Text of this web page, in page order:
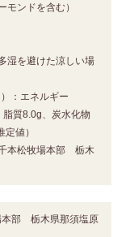
モンドを含む）
湿を避けた涼しい場
：エネルギー
質8.0g、炭水化物
値）
本松牧場本部 栃木
本部 栃木県那須塩原